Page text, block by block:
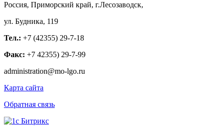
Россия, Приморский край, г.Лесозаводск,
ул. Будника, 119
Тел.: +7 (42355) 29-7-18
Факс: +7 42355) 29-7-99
administration@mo-lgo.ru
Карта сайта
Обратная связь